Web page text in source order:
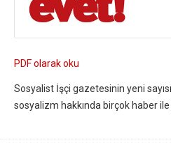
PDF olarak oku
Sosyalist İşçi gazetesinin yeni
sosyalizm hakkında birçok haber ile